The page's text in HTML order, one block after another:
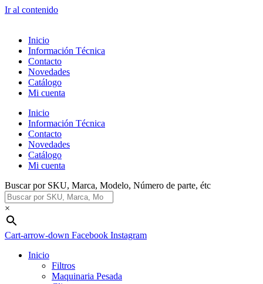
Ir al contenido
Inicio
Información Técnica
Contacto
Novedades
Catálogo
Mi cuenta
Inicio
Información Técnica
Contacto
Novedades
Catálogo
Mi cuenta
Buscar por SKU, Marca, Modelo, Número de parte, étc
×
Cart-arrow-down Facebook Instagram
Inicio
Filtros
Maquinaria Pesada